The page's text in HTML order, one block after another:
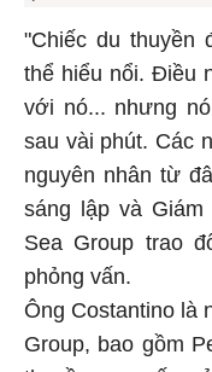
"Chiếc du thuyền
thể hiểu nổi. Điều
với nó... nhưng
sau vài phút. Các
nguyên nhân từ
sáng lập và
Sea Group trao
phỏng vấn.
Ông Costantino là
Group, bao gồm